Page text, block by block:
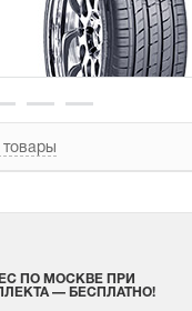
товары
ПО МОСКВЕ ПРИ
— БЕСПЛАТНО!